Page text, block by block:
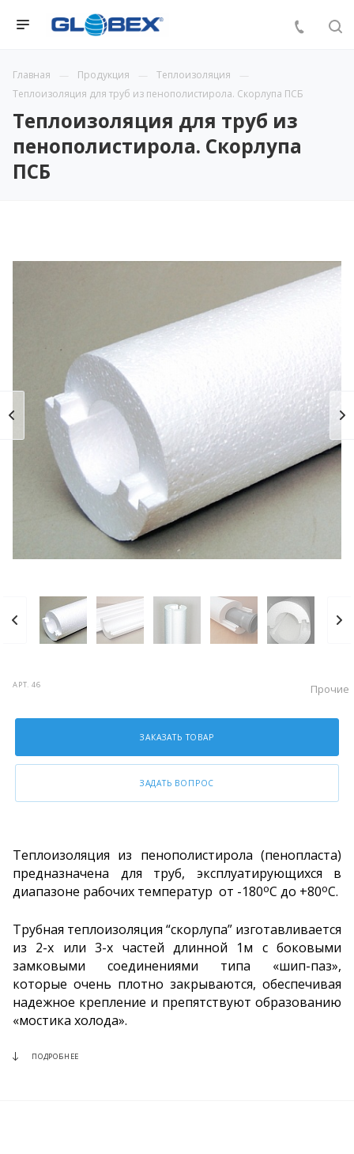
Главная Продукция
Теплоизоляция
Теплоизоляция для труб из пенополистирола. Скорлупа ПСБ
Теплоизоляция для труб из
пенополистирола. Скорлупа
ПСБ
АРТ.46 Прочие
ЗАКАЗАТЬ ТОВАР
ЗАДАТЬ ВОПРОС
Теплоизоляция из пенополистирола (пенопласта)
предназначена для труб, эксплуатирующихся в
диапазоне рабочих температур от -180оС до +80оС.
Трубная теплоизоляция “скорлупа” изготавливается
из 2-х или 3-х частей длинной 1м с боковыми
замковыми соединениями типа «шип-паз»,
которые очень плотно закрываются, обеспечивая
надежное крепление и препятствуют образованию
«мостика холода».
ПОДРОБНЕЕ